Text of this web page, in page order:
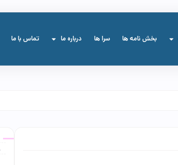
بخش نامه ها سرا ها درباره ما تماس با ما